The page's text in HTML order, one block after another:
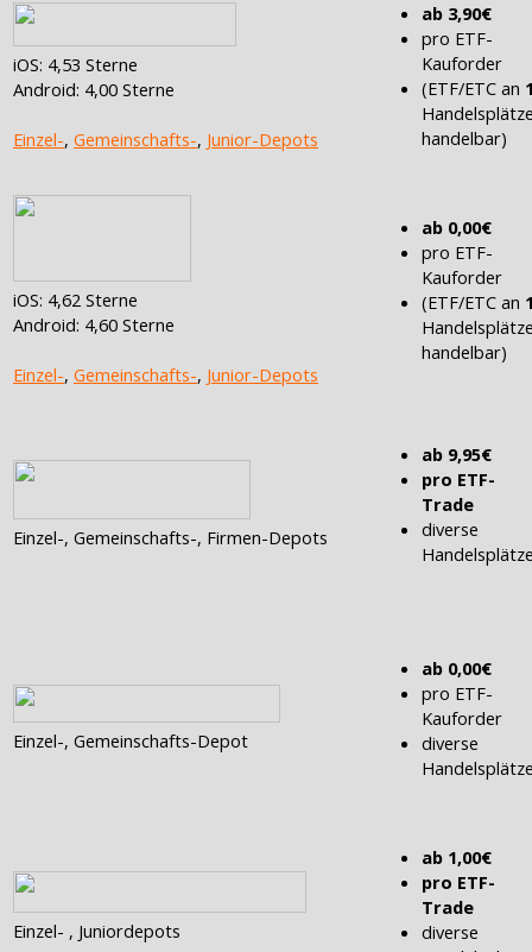
iOS: 4,53 Sterne
Android: 4,00 Sterne
Einzel-, Gemeinschafts-, Junior-Depots
ab 3,90€
pro ETF-
Kauforder
(ETF/ETC an
handelbar)
iOS: 4,62 Sterne
Android: 4,60 Sterne
Einzel-, Gemeinschafts-, Junior-Depots
ab 0,00€
pro ETF-
Kauforder
(ETF/ETC an
handelbar)
Einzel-, Gemeinschafts-, Firmen-Depots
ab 9,95€
pro ETF-
Trade
diverse
Einzel-, Gemeinschafts-Depot
ab 0,00€
pro ETF-
Kauforder
diverse
Einzel- , Juniordepots
ab 1,00€
pro ETF-
Trade
diverse